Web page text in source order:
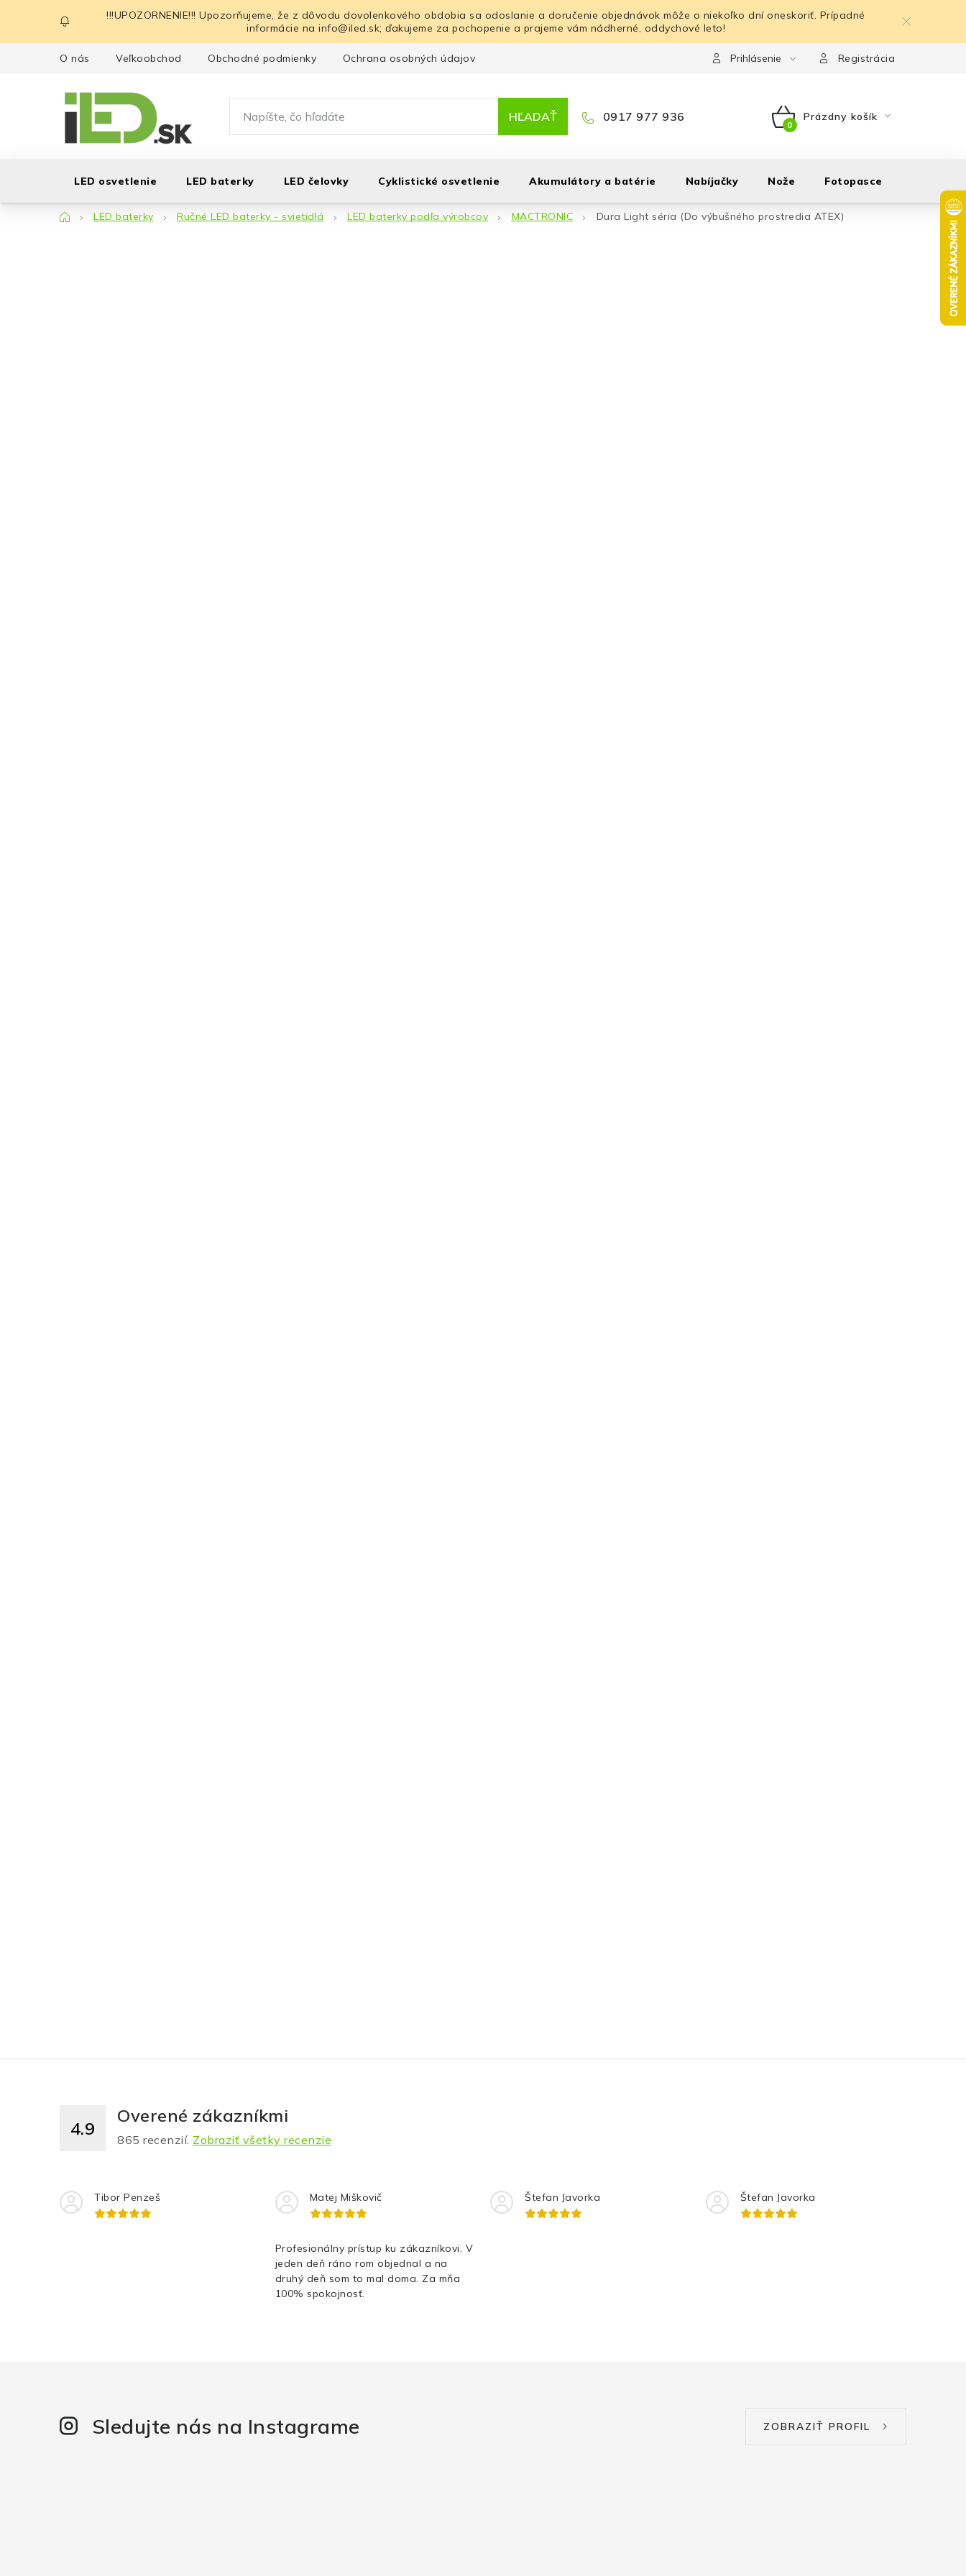
obsah
!!!UPOZORNENIE!!! Upozorňujeme, že z dôvodu dovolenkového obdobia sa odoslanie a doručenie objednávok môže o niekoľko dní oneskoriť. Prípadné
informácie na info@iled.sk; ďakujeme za pochopenie a prajeme vám nádherné, oddychové leto!
O nás Veľkoobchod Obchodné podmienky Ochrana osobných údajov Prihlásenie Registrácia
HĽADAŤ 0917 977 936
NÁKUPNÝ
Prázdny košík
LED osvetlenie LED baterky LED čelovky Cyklistické osvetlenie Akumulátory a batérie Nabíjačky Nože Fotopasce
DomovLED baterky Ručné LED baterky - svietidlá LED baterky podľa výrobcov MACTRONIC Dura Light séria (Do výbušného prostredia ATEX)
4.9
Overené zákazníkmi
865 recenzií. Zobraziť všetky recenzie
Tibor Penzeš Matej Miškovič
Profesionálny prístup ku zákazníkovi. V
jeden deň ráno rom objednal a na
druhý deň som to mal doma. Za mňa
100% spokojnosť.
Štefan Javorka Štefan Javorka
Sledujte nás na Instagrame ZOBRAZIŤ PROFIL